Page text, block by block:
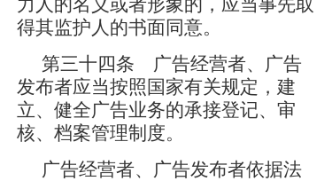
力人的名义或者形象的，应当事先取
得其监护人的书面同意。
第三十四条 广告经营者、广告
发布者应当按照国家有关规定，建
立、健全广告业务的承接登记、审
核、档案管理制度。
广告经营者、广告发布者依据法